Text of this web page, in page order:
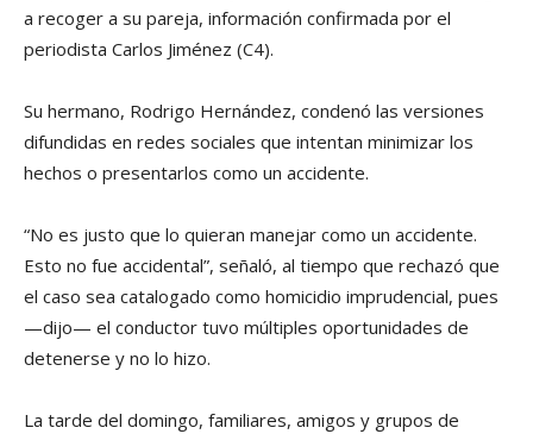
a recoger a su pareja, información confirmada por el
periodista Carlos Jiménez (C4).
Su hermano, Rodrigo Hernández, condenó las versiones
difundidas en redes sociales que intentan minimizar los
hechos o presentarlos como un accidente.
“No es justo que lo quieran manejar como un accidente.
Esto no fue accidental”, señaló, al tiempo que rechazó que
el caso sea catalogado como homicidio imprudencial, pues
—dijo— el conductor tuvo múltiples oportunidades de
detenerse y no lo hizo.
La tarde del domingo, familiares, amigos y grupos de